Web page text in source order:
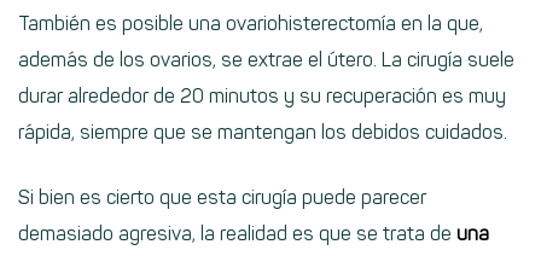
También es posible una ovariohisterectomía en la que,
además de los ovarios, se extrae el útero. La cirugía suele
durar alrededor de 20 minutos y su recuperación es muy
rápida, siempre que se mantengan los debidos cuidados.
Si bien es cierto que esta cirugía puede parecer
demasiado agresiva, la realidad es que se trata de una